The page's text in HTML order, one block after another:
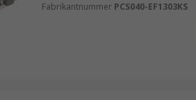
Fabrikantnummer PCS040-EF1303KS